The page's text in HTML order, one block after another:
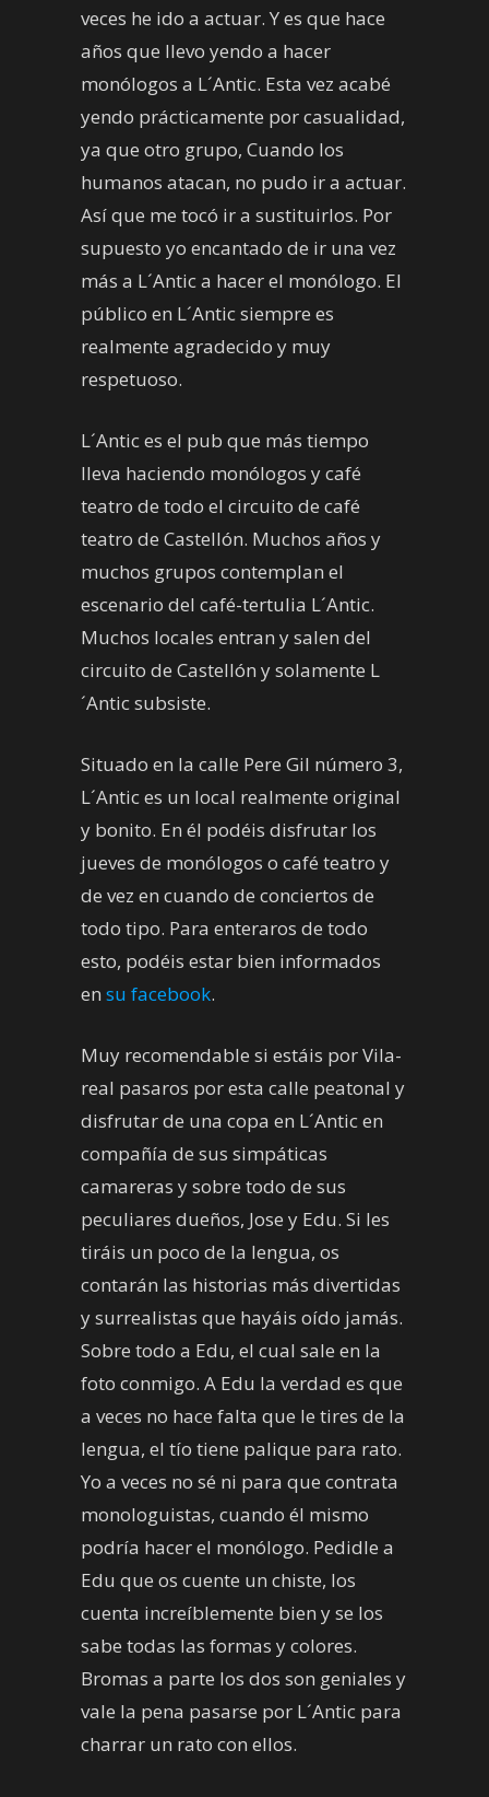
veces he ido a actuar. Y es que hace
años que llevo yendo a hacer
monólogos a L´Antic. Esta vez acabé
yendo prácticamente por casualidad,
ya que otro grupo, Cuando los
humanos atacan, no pudo ir a actuar.
Así que me tocó ir a sustituirlos. Por
supuesto yo encantado de ir una vez
más a L´Antic a hacer el monólogo. El
público en L´Antic siempre es
realmente agradecido y muy
respetuoso.
L´Antic es el pub que más tiempo
lleva haciendo monólogos y café
teatro de todo el circuito de café
teatro de Castellón. Muchos años y
muchos grupos contemplan el
escenario del café-tertulia L´Antic.
Muchos locales entran y salen del
circuito de Castellón y solamente L
´Antic subsiste.
Situado en la calle Pere Gil número 3,
L´Antic es un local realmente original
y bonito. En él podéis disfrutar los
jueves de monólogos o café teatro y
de vez en cuando de conciertos de
todo tipo. Para enteraros de todo
esto, podéis estar bien informados
en su facebook.
Muy recomendable si estáis por Vila-
real pasaros por esta calle peatonal y
disfrutar de una copa en L´Antic en
compañía de sus simpáticas
camareras y sobre todo de sus
peculiares dueños, Jose y Edu. Si les
tiráis un poco de la lengua, os
contarán las historias más divertidas
y surrealistas que hayáis oído jamás.
Sobre todo a Edu, el cual sale en la
foto conmigo. A Edu la verdad es que
a veces no hace falta que le tires de la
lengua, el tío tiene palique para rato.
Yo a veces no sé ni para que contrata
monologuistas, cuando él mismo
podría hacer el monólogo. Pedidle a
Edu que os cuente un chiste, los
cuenta increíblemente bien y se los
sabe todas las formas y colores.
Bromas a parte los dos son geniales y
vale la pena pasarse por L´Antic para
charrar un rato con ellos.